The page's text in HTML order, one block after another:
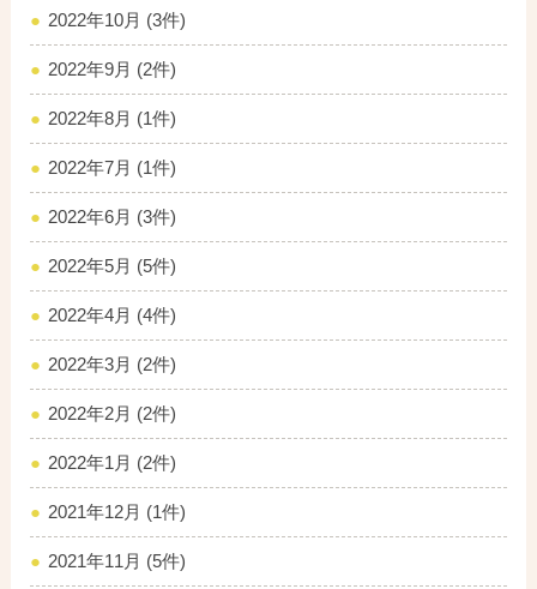
2022年10月 (3件)
2022年9月 (2件)
2022年8月 (1件)
2022年7月 (1件)
2022年6月 (3件)
2022年5月 (5件)
2022年4月 (4件)
2022年3月 (2件)
2022年2月 (2件)
2022年1月 (2件)
2021年12月 (1件)
2021年11月 (5件)